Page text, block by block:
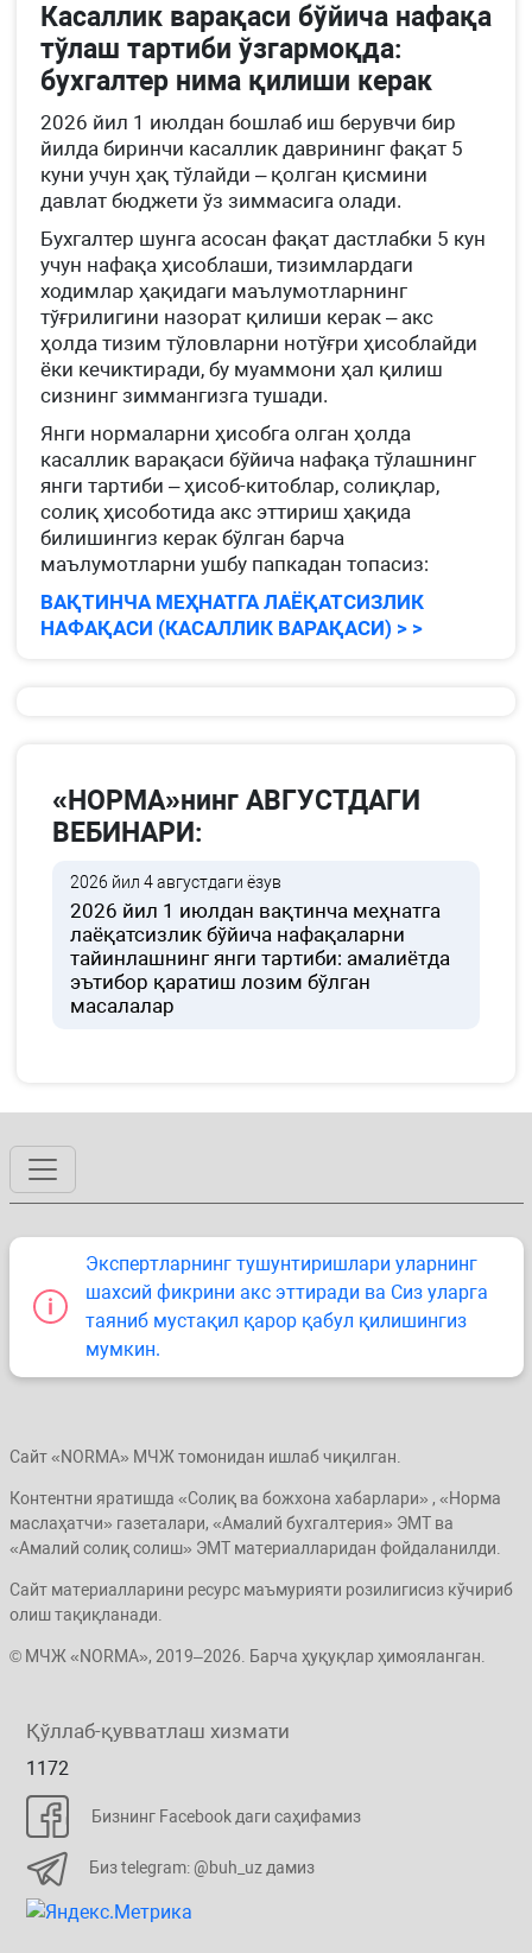
Касаллик варақаси бўйича нафақа
тўлаш тартиби ўзгармоқда:
бухгалтер нима қилиши керак
2026 йил 1 июлдан бошлаб иш берувчи бир
йилда биринчи касаллик даврининг фақат 5
куни учун ҳақ тўлайди – қолган қисмини
давлат бюджети ўз зиммасига олади.
Бухгалтер шунга асосан фақат дастлабки 5 кун
учун нафақа ҳисоблаши, тизимлардаги
ходимлар ҳақидаги маълумотларнинг
тўғрилигини назорат қилиши керак – акс
ҳолда тизим тўловларни нотўғри ҳисоблайди
ёки кечиктиради, бу муаммони ҳал қилиш
сизнинг зиммангизга тушади.
Янги нормаларни ҳисобга олган ҳолда
касаллик варақаси бўйича нафақа тўлашнинг
янги тартиби – ҳисоб-китоблар, солиқлар,
солиқ ҳисоботида акс эттириш ҳақида
билишингиз керак бўлган барча
маълумотларни ушбу папкадан топасиз:
ВАҚТИНЧА МЕҲНАТГА ЛАЁҚАТСИЗЛИК
НАФАҚАСИ (КАСАЛЛИК ВАРАҚАСИ) > >
«НОРМА»нинг АВГУСТДАГИ
ВЕБИНАРИ:
2026 йил 4 августдаги ёзув
2026 йил 1 июлдан вақтинча меҳнатга
лаёқатсизлик бўйича нафақаларни
тайинлашнинг янги тартиби: амалиётда
эътибор қаратиш лозим бўлган
масалалар
Экспертларнинг тушунтиришлари уларнинг
шахсий фикрини акс эттиради ва Сиз уларга
таяниб мустақил қарор қабул қилишингиз
мумкин.
Сайт «NORMA» МЧЖ томонидан ишлаб чиқилган.
Контентни яратишда «Солиқ ва божхона хабарлари» , «Норма
маслаҳатчи» газеталари, «Амалий бухгалтерия» ЭМТ ва
«Амалий солиқ солиш» ЭМТ материалларидан фойдаланилди.
Сайт материалларини ресурс маъмурияти розилигисиз кўчириб
олиш тақиқланади.
© МЧЖ «NORMA», 2019–2026. Барча ҳуқуқлар ҳимояланган.
Қўллаб-қувватлаш хизмати
1172
Бизнинг Facebook даги саҳифамиз
Биз telegram: @buh_uz дамиз